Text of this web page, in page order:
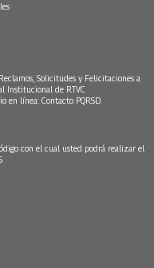
Solicitudes y Felicitaciones a
Institucional de RTVC
en línea: Contacto PQRSD.
con el cual usted podrá realizar el